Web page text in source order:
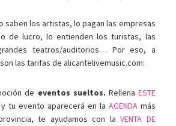
saben los artistas, lo pagan las empresas
de lucro, lo entienden los turistas, las
teatros/auditorios… Por eso, a
las tarifas de alicantelivemusic.com:
de eventos sueltos. Rellena ESTE
y tu evento aparecerá en la AGENDAmás
te ayudamos con laVENTA DE